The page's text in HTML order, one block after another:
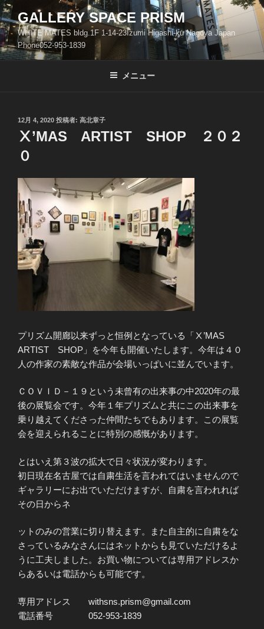
コ
ン
テ
ン
ツ
GALLERY SPACE PRISM
WHITE MATES bldg.1F 1-14-23Izumi Higashi-ku Nagoya Japan
Phone052-953-1839
メニュー
投
稿
日:
12月 4, 2020 投稿者: 高北章子
Ⅹ’MAS ARTIST SHOP ２０２
０
プリズム開廊以来ずっと恒例となっている「Ⅹ’MAS
ARTIST SHOP」を今年も開催いたします。今年は４０
人の作家の素敵な作品が会場いっぱいに並んでいます。
ＣＯＶＩＤ－１９という未曾有の出来事の中2020年の最
後の展覧会です。今年１年プリズムと共にこの出来事を
乗り越えてくださった仲間たちでもあります。この展覧
会を迎えられることに特別の感慨があります。
とはいえ第３波の拡大で日々状況が変わります。
初日現在名古屋では自粛生活を言われてはいませんので
ギャラリーにお出でいただけますが、自粛を言われれば
その日からネ
ットのみの営業に切り替えます。また自主的に自粛をな
さっているみなさんにはネットからも見ていただけるよ
うに工夫しました。お買い物については専用アドレスか
らあるいは電話からも可能です。
専用アドレス withsns.prism@gmail.com
電話番号 052-953-1839